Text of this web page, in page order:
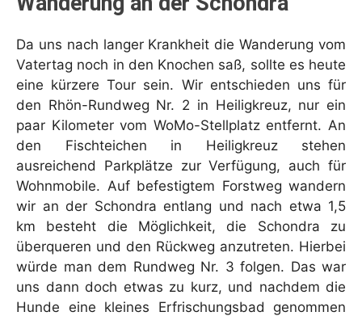
Da uns nach langer Krankheit die Wanderung vom
Vatertag noch in den Knochen saß, sollte es heute
eine kürzere Tour sein. Wir entschieden uns für
den Rhön-Rundweg Nr. 2 in Heiligkreuz, nur ein
paar Kilometer vom WoMo-Stellplatz entfernt. An
den Fischteichen in Heiligkreuz stehen
ausreichend Parkplätze zur Verfügung, auch für
Wohnmobile. Auf befestigtem Forstweg wandern
wir an der Schondra entlang und nach etwa 1,5
km besteht die Möglichkeit, die Schondra zu
überqueren und den Rückweg anzutreten. Hierbei
würde man dem Rundweg Nr. 3 folgen. Das war
uns dann doch etwas zu kurz, und nachdem die
Hunde eine kleines Erfrischungsbad genommen